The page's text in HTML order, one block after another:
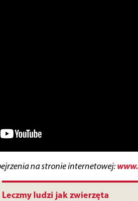
na stronie internetowej:
Leczmy ludzi jak zwierzęta